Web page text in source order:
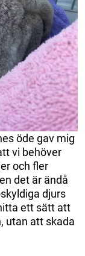
öde gav mig
vi behöver
och fler
det är ändå
djurs
ett sätt att
utan att skada